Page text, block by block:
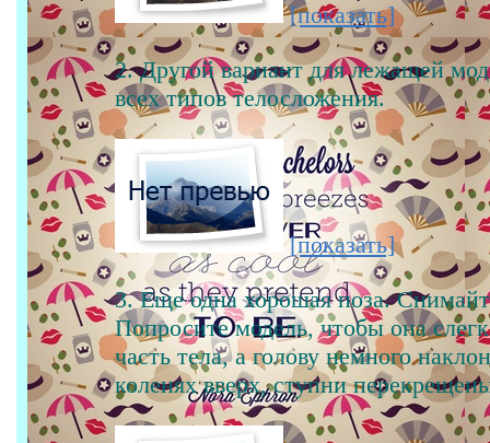
[показать]
2. Другой вариант для лежащей
всех типов телосложения.
[показать]
3. Еще одна хорошая поза.
Попросите модель, чтобы она
часть тела, а голову немного
коленях вверх, ступни